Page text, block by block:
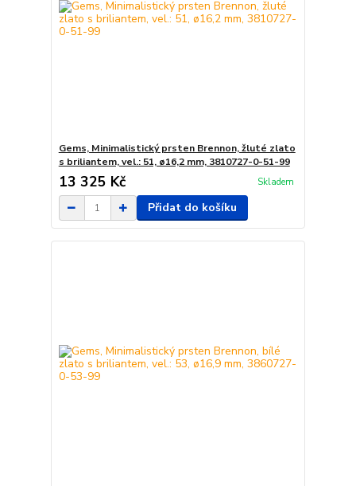
Gems, Minimalistický prsten Brennon, žluté zlato
s briliantem, vel.: 51, ø16,2 mm, 3810727-0-51-99
13 325 Kč Skladem
Přidat do košíku